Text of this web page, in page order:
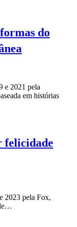
do
e 2021 pela
em histórias
felicidade
2023 pela Fox,